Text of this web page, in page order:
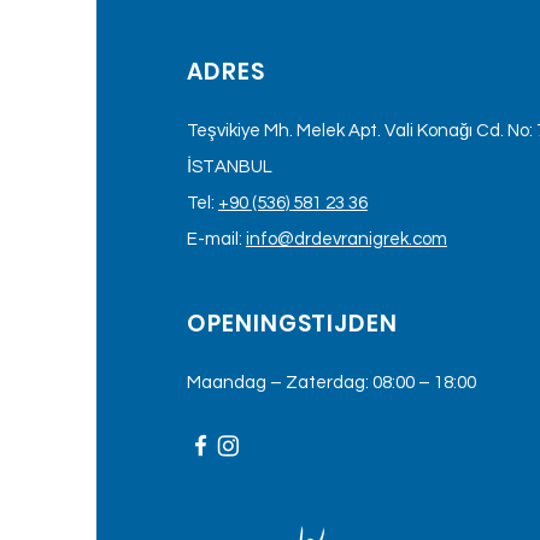
nuttig zijn voor blauwe
ADRES
Teşvikiye Mh. Melek Apt. Vali Konağı Cd. No:
İSTANBUL
Tel: +90 (536) 581 23 36
E-mail: info@drdevranigrek.com
OPENINGSTIJDEN
Maandag – Zaterdag: 08:00 – 18:00